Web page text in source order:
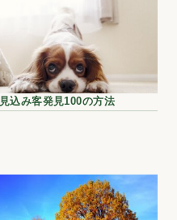
見込み客発見100の方法